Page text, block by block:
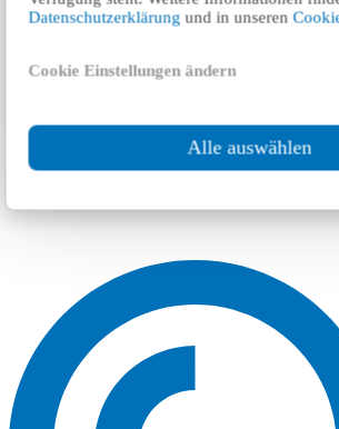
Datenschutzerklärung und in unseren
Cookie Einstellungen ändern
Alle auswählen